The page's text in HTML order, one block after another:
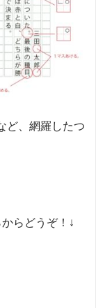
ど、網羅したつ
らどうぞ！↓